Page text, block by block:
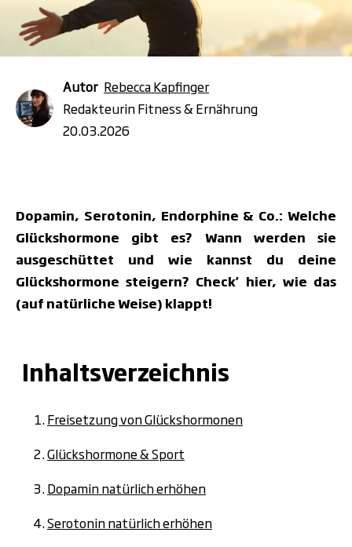
Autor Rebecca Kapfinger
Redakteurin Fitness & Ernährung
20.03.2026
Dopamin, Serotonin, Endorphine & Co.: Welche
Glückshormone gibt es? Wann werden sie
ausgeschüttet und wie kannst du deine
Glückshormone steigern? Check' hier, wie das
(auf natürliche Weise) klappt!
Inhaltsverzeichnis
Freisetzung von Glückshormonen
Glückshormone & Sport
Dopamin natürlich erhöhen
Serotonin natürlich erhöhen